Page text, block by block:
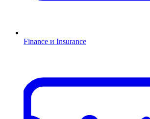
Finance и Insurance